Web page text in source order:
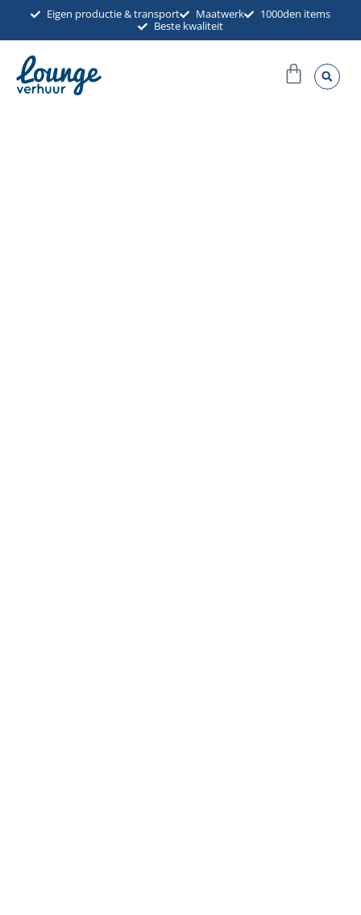
inhoud
Eigen productie & transport Maatwerk
1000den items
Beste kwaliteit